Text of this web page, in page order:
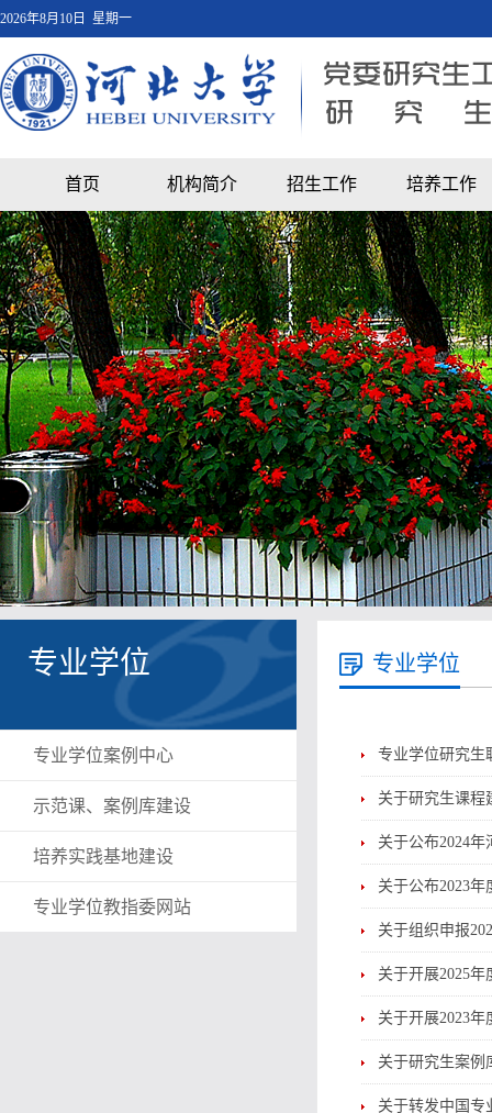
2026年8月10日 星期一
首页 机构简介 招生工作 培养工作
专业学位
专业学位案例中心
示范课、案例库建设
培养实践基地建设
专业学位教指委网站
专业学位
专业学位研究生
关于研究生课程
关于公布2024
关于公布2023
关于组织申报
关于开展2025
关于开展2023
关于研究生案例
关于转发中国专